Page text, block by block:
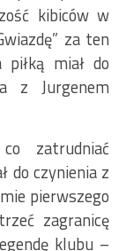
kibiców w
za ten
miał do
z Jurgenem
zatrudniać
do czynienia z
pierwszego
zagranicę
klubu –